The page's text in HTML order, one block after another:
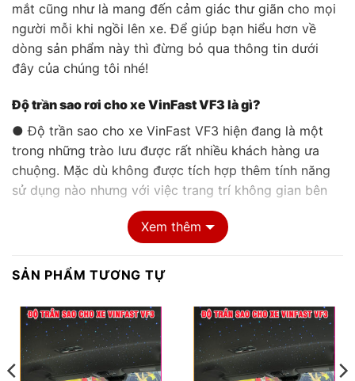
mắt cũng như là mang đến cảm giác thư giãn cho mọi
người mỗi khi ngồi lên xe. Để giúp bạn hiểu hơn về
dòng sản phẩm này thì đừng bỏ qua thông tin dưới
đây của chúng tôi nhé!
Độ trần sao rơi cho xe VinFast VF3 là gì?
● Độ trần sao cho xe VinFast VF3 hiện đang là một
trong những trào lưu được rất nhiều khách hàng ưa
chuộng. Mặc dù không được tích hợp thêm tính năng
sử dụng nào nhưng với việc trang trí không gian bên
trong xe thêm bắt mắt và lấp lánh.
● Độ trần sao cho xe VinFast VF3 vẫn rất thu hút
được không ít sự quan tâm của các bạn chơi xe.
sao rơi là một kiểu trang trí giúp chiếc xe của bạn
thêm phần nổi bật. Sau khi độ trần sao xe của bạn sẽ
có dải màu sắc lấp lánh làm không gian bên trong
Xem thêm
SẢN PHẨM TƯƠNG TỰ